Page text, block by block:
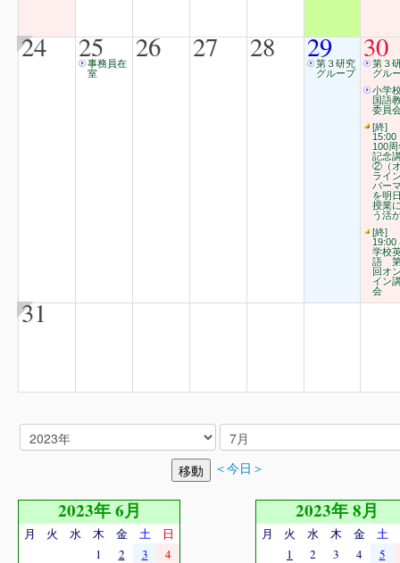
24 25
事務員在
室
26 27 28 29
第３研究
グループ
30
第３
グル
小学
国語
委員
[終]
15:00
100
記念
②（
ライ
パー
を明
授業
う活
[終]
19:00
学校
語
回オ
イン
会
31
＜今日＞
2023年 6月
月 火 水 木 金 土
日
1
2 3
4
2023年 8月
月 火 水 木 金 土
1
2 3 4
5